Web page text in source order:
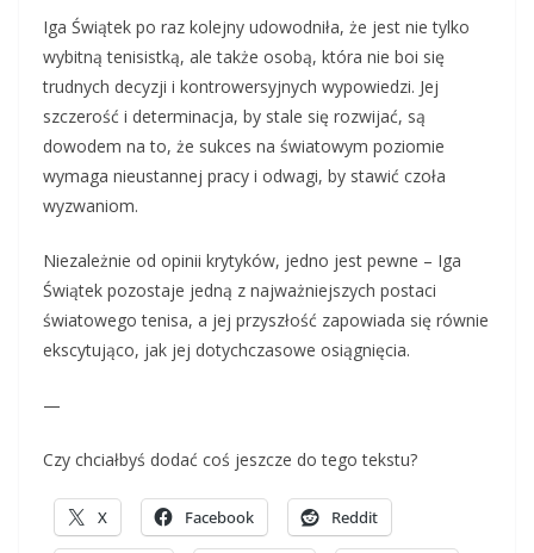
Iga Świątek po raz kolejny udowodniła, że jest nie tylko
wybitną tenisistką, ale także osobą, która nie boi się
trudnych decyzji i kontrowersyjnych wypowiedzi. Jej
szczerość i determinacja, by stale się rozwijać, są
dowodem na to, że sukces na światowym poziomie
wymaga nieustannej pracy i odwagi, by stawić czoła
wyzwaniom.
Niezależnie od opinii krytyków, jedno jest pewne – Iga
Świątek pozostaje jedną z najważniejszych postaci
światowego tenisa, a jej przyszłość zapowiada się równie
ekscytująco, jak jej dotychczasowe osiągnięcia.
—
Czy chciałbyś dodać coś jeszcze do tego tekstu?
X Facebook Reddit